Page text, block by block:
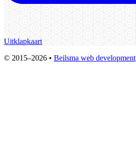
Uitklapkaart
© 2015–2026 • Beilsma web development